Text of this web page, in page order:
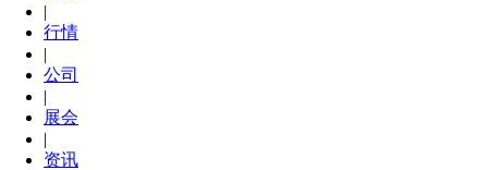
|
行情
|
公司
|
展会
|
资讯